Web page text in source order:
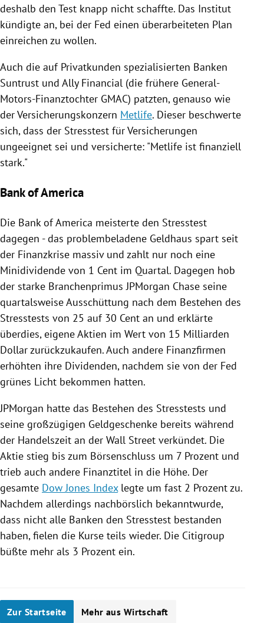
deshalb den Test knapp nicht schaffte. Das Institut
kündigte an, bei der Fed einen überarbeiteten Plan
einreichen zu wollen.
Auch die auf Privatkunden spezialisierten Banken
Suntrust und Ally Financial (die frühere General-
Motors-Finanztochter GMAC) patzten, genauso wie
der Versicherungskonzern Metlife. Dieser beschwerte
sich, dass der Stresstest für Versicherungen
ungeeignet sei und versicherte: "Metlife ist finanziell
stark."
Bank of America
Die Bank of America meisterte den Stresstest
dagegen - das problembeladene Geldhaus spart seit
der Finanzkrise massiv und zahlt nur noch eine
Minidividende von 1 Cent im Quartal. Dagegen hob
der starke BranchenprimusJPMorgan Chase seine
quartalsweise Ausschüttung nach dem Bestehen des
Stresstests von 25 auf 30 Cent an und erklärte
überdies, eigene Aktien im Wert von 15 Milliarden
Dollar zurückzukaufen. Auch andere Finanzfirmen
erhöhten ihre Dividenden, nachdem sie von der Fed
grünes Licht bekommen hatten.
JPMorgan hatte das Bestehen des Stresstests und
seine großzügigen Geldgeschenke bereits während
der Handelszeit an der Wall Street verkündet. Die
Aktie stieg bis zum Börsenschluss um 7 Prozent und
trieb auch andere Finanztitel in die Höhe. Der
gesamte Dow Jones Indexlegte um fast 2 Prozent zu.
Nachdem allerdings nachbörslich bekanntwurde,
dass nicht alle Banken den Stresstest bestanden
haben, fielen die Kurse teils wieder. Die Citigroup
büßte mehr als 3 Prozent ein.
Zur Startseite Mehr aus Wirtschaft